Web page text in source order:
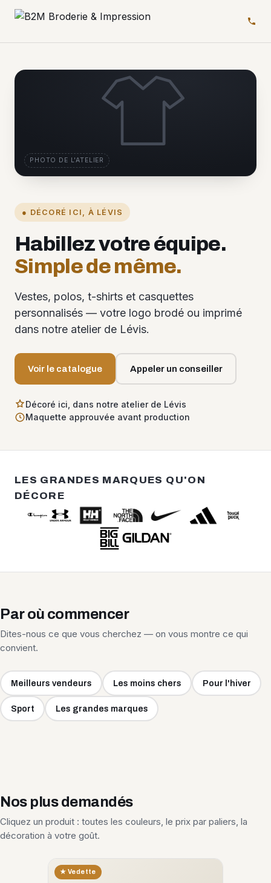
● DÉCORÉ ICI, À LÉVIS
Habillez votre équipe.
Simple de même.
Vestes, polos, t-shirts et casquettes
personnalisés — votre logo brodé ou imprimé
dans notre atelier de Lévis.
Voir le catalogue Appeler un conseiller
Décoré ici, dans notre atelier de Lévis
Maquette approuvée avant production
PHOTO DE L'ATELIER
LES GRANDES MARQUES QU'ON
DÉCORE
Par où commencer
Dites-nous ce que vous cherchez — on vous montre ce qui
convient.
Meilleurs vendeurs Les moins chers Pour l'hiver
Sport Les grandes marques
Nos plus demandés
Cliquez un produit : toutes les couleurs, le prix par paliers, la
décoration à votre goût.
★ Vedette